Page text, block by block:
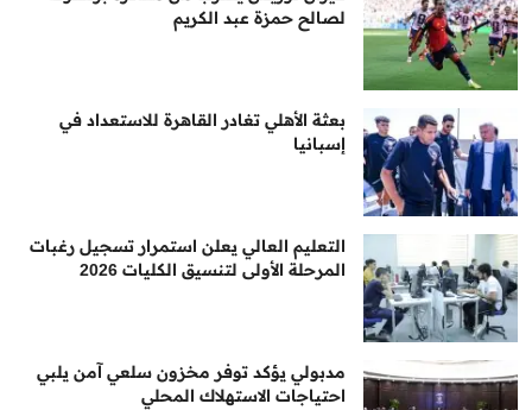
لصالح حمزة عبد الكريم
بعثة الأهلي تغادر القاهرة للاستعداد في
إسبانيا
التعليم العالي يعلن استمرار تسجيل رغبات
المرحلة الأولى لتنسيق الكليات 2026
مدبولي يؤكد توفر مخزون سلعي آمن يلبي
احتياجات الاستهلاك المحلي